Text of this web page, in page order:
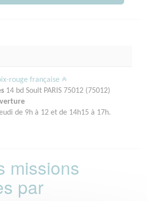
rouge française
14 bd Soult PARIS 75012 (75012)
de 9h à 12 et de 14h15 à 17h.
missions
par